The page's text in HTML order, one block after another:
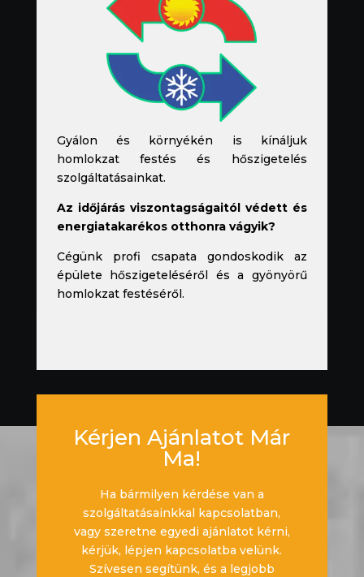
Gyálon és környékén is kínáljuk
homlokzat festés és hőszigetelés
szolgáltatásainkat.
Az időjárás viszontagságaitól védett és
energiatakarékos otthonra vágyik?
Cégünk profi csapata gondoskodik az
épülete hőszigeteléséről és a gyönyörű
homlokzat festéséről.
Kérjen Ajánlatot Már
Ma!
Ha bármilyen kérdése van a
szolgáltatásainkkal kapcsolatban,
vagy szeretne egyedi ajánlatot kérni,
kérjük, lépjen kapcsolatba velünk.
Szívesen segítünk, és a legjobb